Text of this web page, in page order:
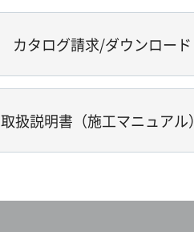
カタログ請求/ダウンロード
取扱説明書（施工マニュアル）